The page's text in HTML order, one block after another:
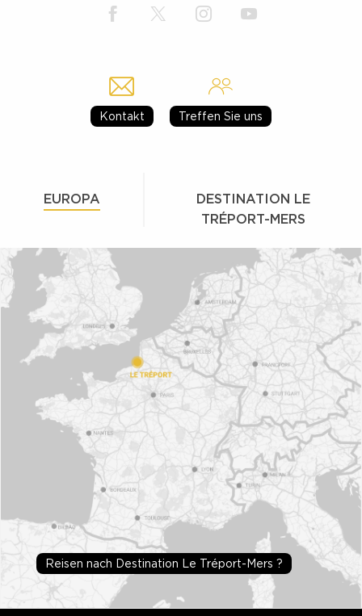
Kontakt Treffen Sie uns
EUROPA
DESTINATION LE
TRÉPORT-MERS
Reisen nach Destination Le Tréport-Mers ?